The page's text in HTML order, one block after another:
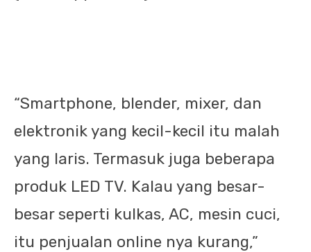
“Smartphone, blender, mixer, dan
elektronik yang kecil-kecil itu malah
yang laris. Termasuk juga beberapa
produk LED TV. Kalau yang besar-
besar seperti kulkas, AC, mesin cuci,
itu penjualan online nya kurang,”